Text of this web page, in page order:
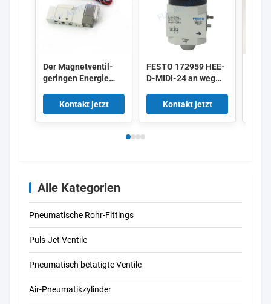
Der Magnetventil-
geringen Energie
DC24V SY3120-
5LZD-M5
pneumatische Weise
Kontakt jetzt
FESTO 172959 HEE-
D-MIDI-24 an weg
HEE-D-MINI-24
Kontakt jetzt
Alle Kategorien
Pneumatische Rohr-Fittings
Puls-Jet Ventile
Pneumatisch betätigte Ventile
Air-Pneumatikzylinder